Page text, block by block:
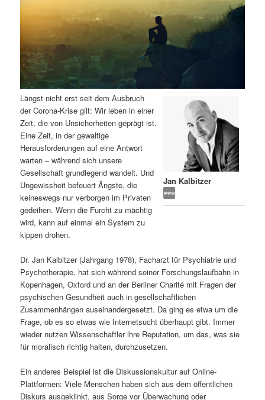
n
I
n
h
a
l
t
s
r
i
n
g
e
r
e
n
I
n
h
a
l
s
p
r
n
a
t
i
o
n
Jan Kalbitzer
Längst nicht erst seit dem Ausbruch
der Corona-Krise gilt: Wir leben in einer
Zeit, die von Unsicherheiten geprägt ist.
Eine Zeit, in der gewaltige
Herausforderungen auf eine Antwort
warten – während sich unsere
Gesellschaft grundlegend wandelt. Und
Ungewissheit befeuert Ängste, die
keineswegs nur verborgen im Privaten
gedeihen. Wenn die Furcht zu mächtig
wird, kann auf einmal ein System zu
kippen drohen.
Dr. Jan Kalbitzer (Jahrgang 1978), Facharzt für Psychiatrie und
Psychotherapie, hat sich während seiner Forschungslaufbahn in
Kopenhagen, Oxford und an der Berliner Charité mit Fragen der
psychischen Gesundheit auch in gesellschaftlichen
Zusammenhängen auseinandergesetzt. Da ging es etwa um die
Frage, ob es so etwas wie Internetsucht überhaupt gibt. Immer
wieder nutzen Wissenschaftler ihre Reputation, um das, was sie
für moralisch richtig halten, durchzusetzen.
Ein anderes Beispiel ist die Diskussionskultur auf Online-
Plattformen: Viele Menschen haben sich aus dem öffentlichen
Diskurs ausgeklinkt, aus Sorge vor Überwachung oder